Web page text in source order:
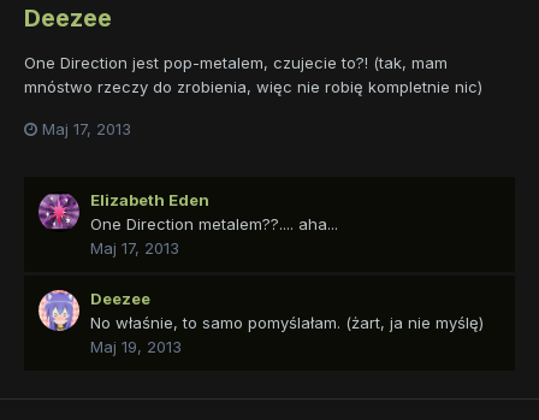
Deezee
One Direction jest pop-metalem, czujecie to?! (tak, mam
mnóstwo rzeczy do zrobienia, więc nie robię kompletnie nic)
Maj 17, 2013
Elizabeth Eden
One Direction metalem??.... aha...
Maj 17, 2013
Deezee
No właśnie, to samo pomyślałam. (żart, ja nie myślę)
Maj 19, 2013